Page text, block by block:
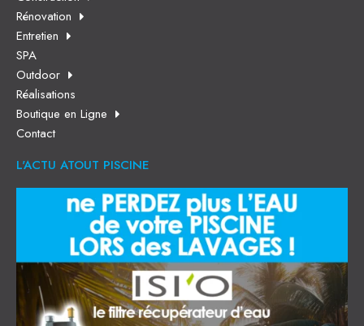
Rénovation
Entretien
SPA
Outdoor
Réalisations
Boutique en Ligne
Contact
L'ACTU ATOUT PISCINE